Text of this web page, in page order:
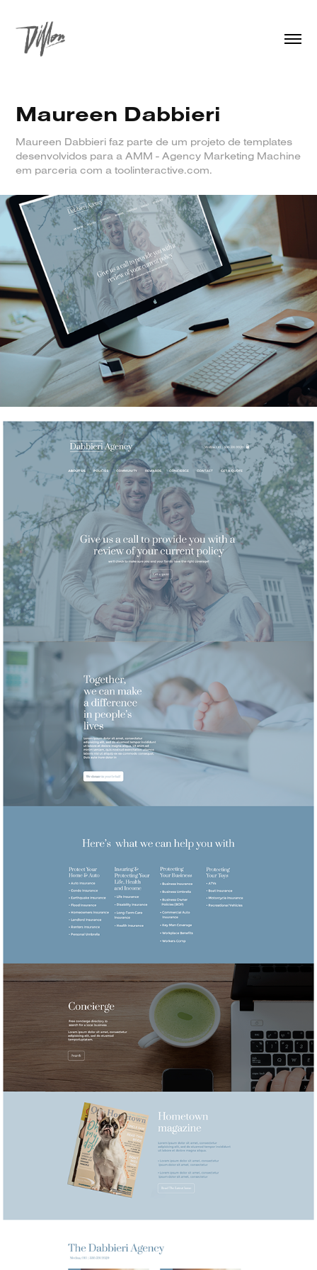
Maureen Dabbieri
Maureen Dabbieri faz parte de um projeto de templates
desenvolvidos para a AMM - Agency Marketing Machine
em parceria com a toolinteractive.com.